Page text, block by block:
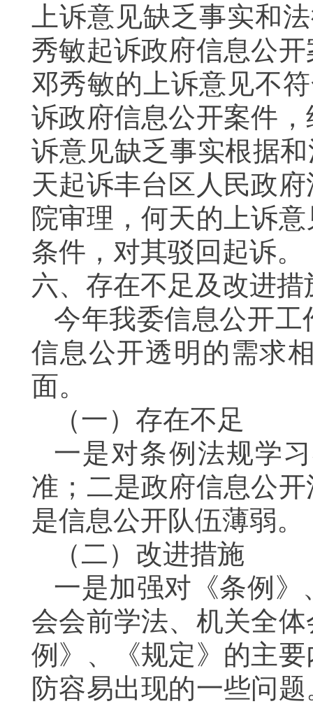
上诉意见缺乏事实和
秀敏起诉政府信息公
邓秀敏的上诉意见不
诉政府信息公开案件
诉意见缺乏事实根据
天起诉丰台区人民政
院审理，何天的上诉
条件，对其驳回起诉。
六、存在不足及改进措
今年我委信息公开工
信息公开透明的需求
面。
（一）存在不足
一是对条例 法规学
准；二是政府信息公
是信息公开队伍薄弱。
（二）改进措施
一是加强对《条例
会会前学法、机关全
例》、《规定》的主
防容易出现的一些问